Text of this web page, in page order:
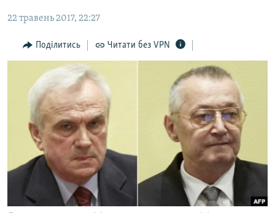
основної
навігації
Перейти
до
БЛОГИ
ПОГЛЯД
ІНТЕРВ'Ю
ВСЕ ЗА ДЕНЬ
СПЕЦПРОЕКТИ
ДЕПОРТАЦІЯ
ВІДЕОУРОКИ «ELIFBE»
СВІДЧЕННЯ ОКУПАЦІЇ
УКРАЇНСЬКА ПРОБЛЕМА КРИМУ
ЯК ОБІЙТИ БЛОКУВАННЯ
Русский
Qırımtatar
22 травень 2017, 22:27
Поділитись Читати без VPN